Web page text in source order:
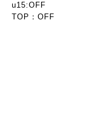
u15:OFF
TOP：OFF